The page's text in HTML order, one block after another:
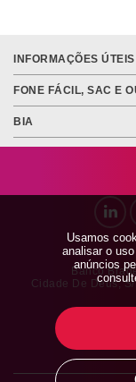
Usamos
analisar o
anúncios
INFORMAÇÕES ÚTEIS
FONE FÁCIL, SAC E
BIA
Banco
Cidade De Deus,